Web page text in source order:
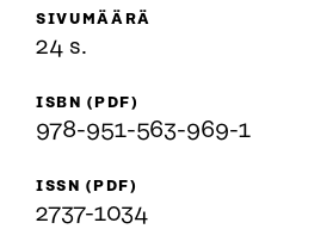
SIVUMÄÄRÄ
24 s.
ISBN (PDF)
978-951-563-969-1
ISSN (PDF)
2737-1034